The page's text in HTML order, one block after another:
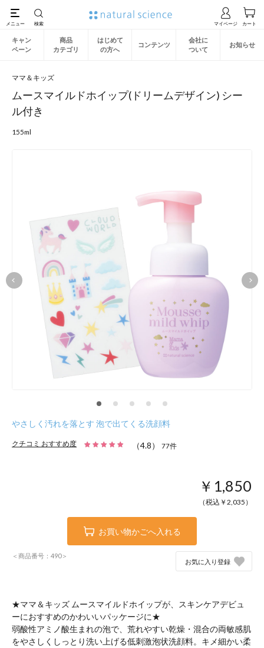
キャン
ペーン
商品
カテゴリ
はじめて
の方へ
コンテンツ
会社に
ついて
お知らせ
ママ＆キッズ
ムースマイルドホイップ(ドリームデザイン) シー
ル付き
155ml
やさしく汚れを落とす 泡で出てくる洗顔料
クチコミ おすすめ度 （4.8） 77件
￥1,850
（税込￥ 2,035 ）
お買い物かごへ入れる
＜商品番号：490＞
お気に入り登録
★ママ＆キッズ ムースマイルドホイップが、スキンケアデビュ
ーにおすすめのかわいいパッケージに★
弱酸性アミノ酸生まれの泡で、荒れやすい乾燥・混合の両敏感肌
をやさしくしっとり洗い上げる低刺激泡状洗顔料。キメ細かい柔